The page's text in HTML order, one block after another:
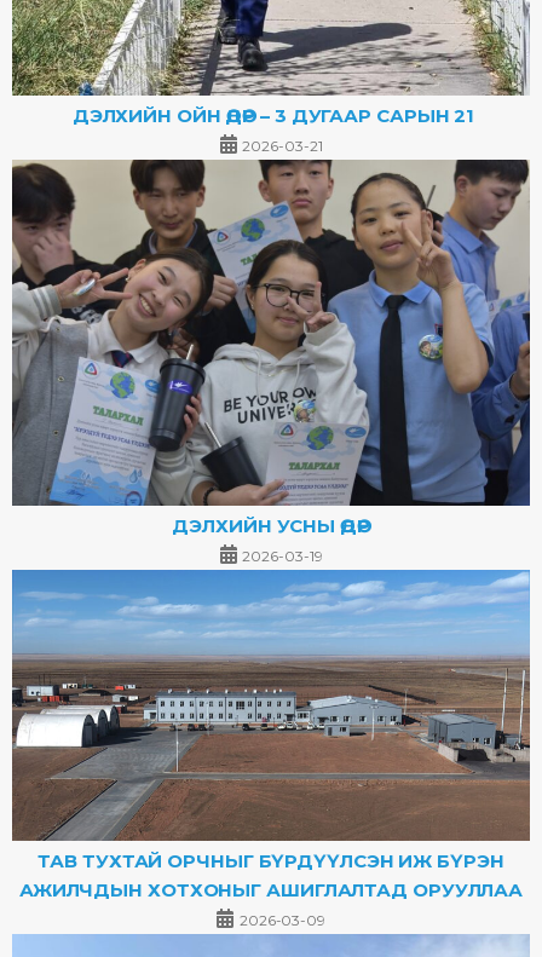
ДЭЛХИЙН ОЙН ӨДӨР – 3 ДУГААР САРЫН 21
2026-03-21
ДЭЛХИЙН УСНЫ ӨДӨР
2026-03-19
ТАВ ТУХТАЙ ОРЧНЫГ БҮРДҮҮЛСЭН ИЖ БҮРЭН
АЖИЛЧДЫН ХОТХОНЫГ АШИГЛАЛТАД ОРУУЛЛАА
2026-03-09